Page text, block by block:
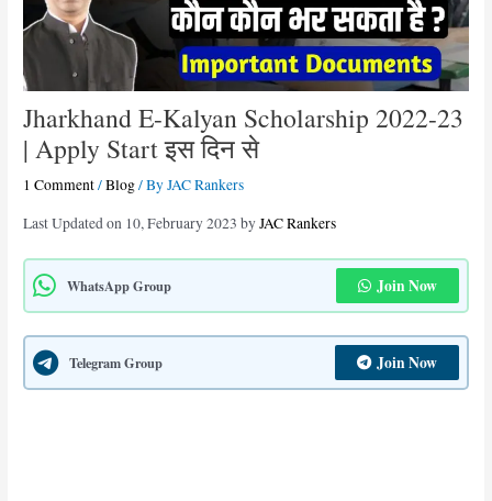
Jharkhand E-Kalyan Scholarship 2022-23
| Apply Start इस दिन से
1 Comment/Blog/ ByJAC Rankers
Last Updated on 10, February 2023 byJAC Rankers
WhatsApp Group Join Now
Telegram Group Join Now